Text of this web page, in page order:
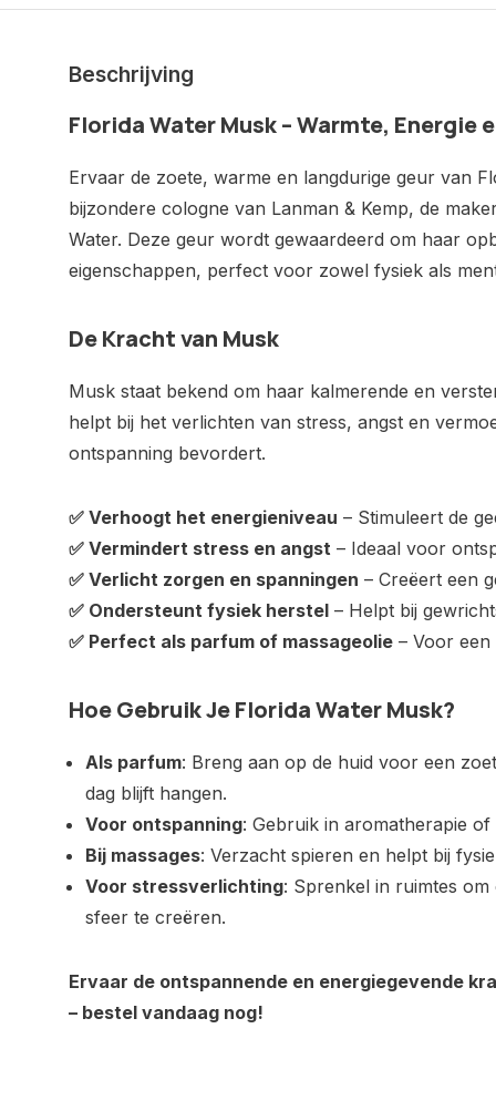
Beschrijving
Florida Water Musk – Warmte, Energie
Ervaar de zoete, warme en langdurige geur van
bijzondere cologne van Lanman & Kemp, de
Water. Deze geur wordt gewaardeerd om haar
eigenschappen, perfect voor zowel fysiek als
De Kracht van Musk
Musk staat bekend om haar kalmerende en
helpt bij het verlichten van stress, angst en
ontspanning bevordert.
✅ Verhoogt het energieniveau – Stimuleert de
✅ Vermindert stress en angst – Ideaal voor
✅ Verlicht zorgen en spanningen – Creëert een
✅ Ondersteunt fysiek herstel – Helpt bij
✅ Perfect als parfum of massageolie – Voor
Hoe Gebruik Je Florida Water Musk?
Als parfum: Breng aan op de huid voor een
dag blijft hangen.
Voor ontspanning: Gebruik in aromatherapie
Bij massages: Verzacht spieren en helpt bij
Voor stressverlichting: Sprenkel in ruimtes
sfeer te creëren.
Ervaar de ontspannende en energiegevende
– bestel vandaag nog!